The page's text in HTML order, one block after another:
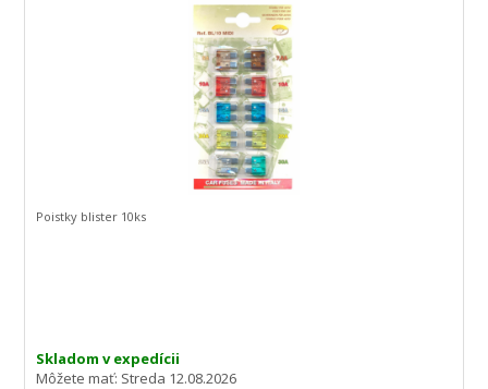
Skladom v expedícii
Môžete mať: Streda 12.08.2026
Poistky blister 10ks